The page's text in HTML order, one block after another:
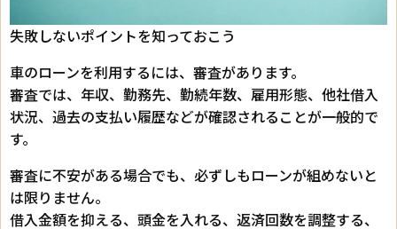
失敗しないポイントを知っておこう
車のローンを利用するには、審査があります。
審査では、年収、勤務先、勤続年数、雇用形態、他社借入
状況、過去の支払い履歴などが確認されることが一般的で
す。
審査に不安がある場合でも、必ずしもローンが組めないと
は限りません。
借入金額を抑える、頭金を入れる、返済回数を調整する、